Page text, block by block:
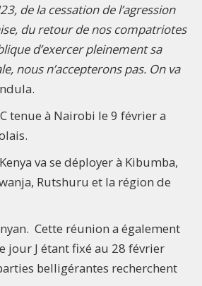
de la cessation de l’agression
du retour de nos compatriotes
d’exercer pleinement sa
nous n’accepterons pas. On va
tenue à Nairobi le 9 février a
va se déployer à Kibumba,
Rutshuru et la région de
Cette réunion a également
jour J étant fixé au 28 février
belligérantes recherchent